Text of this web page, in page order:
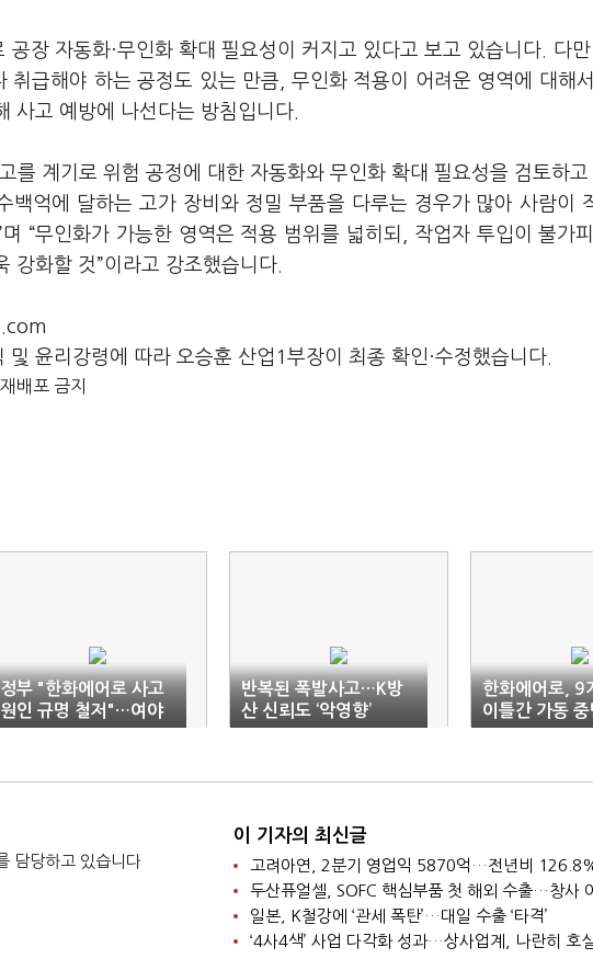
공장 자동화·무인화 확대 필요성이 커지고 있다고 보고 있습니다. 다
취급해야 하는 공정도 있는 만큼, 무인화 적용이 어려운 영역에 대해
사고 예방에 나선다는 방침입니다.
를 계기로 위험 공정에 대한 자동화와 무인화 확대 필요성을 검토하고
백억에 달하는 고가 장비와 정밀 부품을 다루는 경우가 많아 사람이
“무인화가 가능한 영역은 적용 범위를 넓히되, 작업자 투입이 불가
강화할 것”이라고 강조했습니다.
윤리강령에 따라 오승훈 산업1부장이 최종 확인·수정했습니다.
배포 금지
정부 "한화에어로 사고
원인 규명 철저"…여야
대표도 대전행
반복된 폭발사고…K방
산 신뢰도 ‘악영향’
한화에어로, 9
이틀간 가동
전 최우선”
담당하고 있습니다
이 기자의 최신글
고려아연, 2분기 영업익 5870억…전년비
두산퓨얼셀, SOFC 핵심부품 첫 해외 수출…창사
일본, K철강에 ‘관세 폭탄’…대일 수출 ‘타격’
‘4사4색’ 사업 다각화 성과…상사업계, 나란히 호